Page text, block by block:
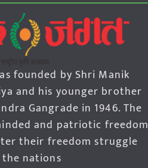
founded by Shri Manik
and his younger brother
Gangrade in 1946. The
and patriotic freedom
their freedom struggle
nations